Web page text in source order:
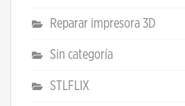
Reparar impresora 3D
Sin categoría
STLFLIX